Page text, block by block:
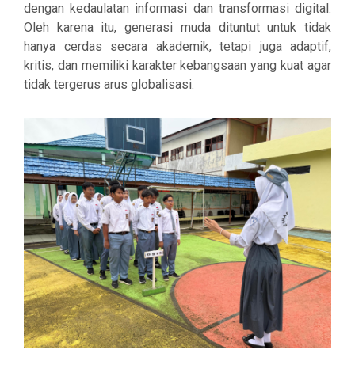
dengan kedaulatan informasi dan transformasi digital.
Oleh karena itu, generasi muda dituntut untuk tidak
hanya cerdas secara akademik, tetapi juga adaptif,
kritis, dan memiliki karakter kebangsaan yang kuat agar
tidak tergerus arus globalisasi.